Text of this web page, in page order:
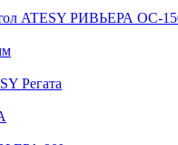
ATESY РИВЬЕРА ОС-
Регата